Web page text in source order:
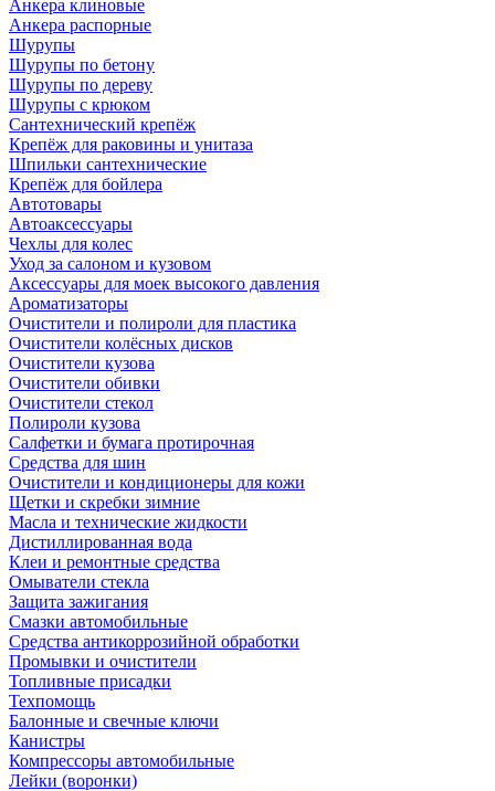
Анкера клиновые
Анкера распорные
Шурупы
Шурупы по бетону
Шурупы по дереву
Шурупы с крюком
Сантехнический крепёж
Крепёж для раковины и унитаза
Шпильки сантехнические
Крепёж для бойлера
Автотовары
Автоаксессуары
Чехлы для колес
Уход за салоном и кузовом
Аксессуары для моек высокого давления
Ароматизаторы
Очистители и полироли для пластика
Очистители колёсных дисков
Очистители кузова
Очистители обивки
Очистители стекол
Полироли кузова
Салфетки и бумага протирочная
Средства для шин
Очистители и кондиционеры для кожи
Щетки и скребки зимние
Масла и технические жидкости
Дистиллированная вода
Клеи и ремонтные средства
Омыватели стекла
Защита зажигания
Смазки автомобильные
Средства антикоррозийной обработки
Промывки и очистители
Топливные присадки
Техпомощь
Балонные и свечные ключи
Канистры
Компрессоры автомобильные
Лейки (воронки)